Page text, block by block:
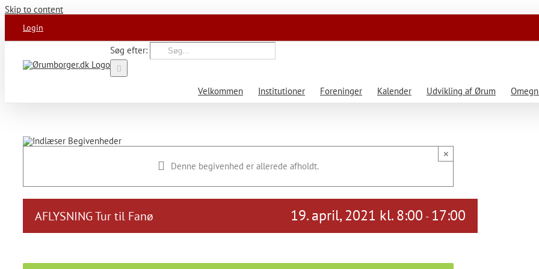
Skip to content
Login
Søg efter:
Velkommen Institutioner Foreninger Kalender Udvikling af Ørum
Denne begivenhed er allerede afholdt.
×
AFLYSNING Tur til Fanø 19. april, 2021 kl. 8:00 - 17:00